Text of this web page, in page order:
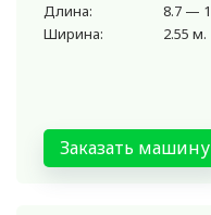
Длина:
8.7 —
Ширина:
2.55 м.
Заказать машину